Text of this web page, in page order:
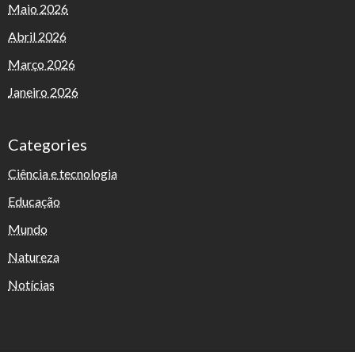
Maio 2026
Abril 2026
Março 2026
Janeiro 2026
Categories
Ciência e tecnologia
Educação
Mundo
Natureza
Notícias